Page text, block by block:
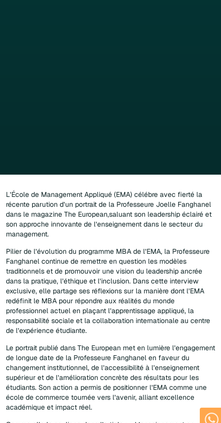
L’École de Management Appliqué (EMA) célébre avec fierté la
récente parution d’un portrait de la Professeure Joelle Fanghanel
dans le magazine The European,saluant son leadership éclairé et
son approche innovante de l’enseignement dans le secteur du
management.
Pilier de l’évolution du programme MBA de l’EMA, la Professeure
Fanghanel continue de remettre en question les modèles
traditionnels et de promouvoir une vision du leadership ancrée
dans la pratique, l’éthique et l’inclusion. Dans cette interview
exclusive, elle partage ses réflexions sur la manière dont l’EMA
redéfinit le MBA pour répondre aux réalités du monde
professionnel actuel en plaçant l’apprentissage appliqué, la
responsabilité sociale et la collaboration internationale au centre
de l’expérience étudiante.
Le portrait publié dans The European met en lumière l’engagement
de longue date de la Professeure Fanghanel en faveur du
changement institutionnel, de l’accessibilité à l’enseignement
supérieur et de l’amélioration concrète des résultats pour les
étudiants. Son action a permis de positionner l’EMA comme une
école de commerce tournée vers l’avenir, alliant excellence
académique et impact réel.